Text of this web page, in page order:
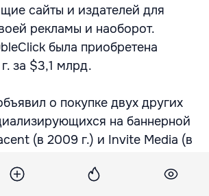
сайты и издателей для
рекламы и наоборот.
была приобретена
за $3,1 млрд.
о покупке двух других
на баннерной
(в 2009 г.) и Invite Media (в
поисковому гиганту в $70